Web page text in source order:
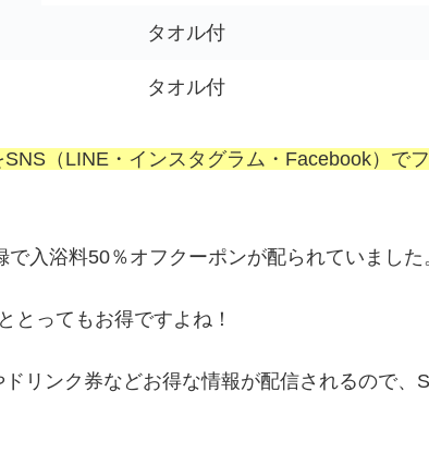
タオル付
タオル付
（LINE・インスタグラム・Facebook）で
入浴料50％オフクーポンが配られていました
とってもお得ですよね！
リンク券などお得な情報が配信されるので、